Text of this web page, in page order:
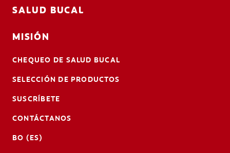
SALUD BUCAL
MISIÓN
CHEQUEO DE SALUD BUCAL
SELECCIÓN DE PRODUCTOS
SUSCRÍBETE
CONTÁCTANOS
BO (ES)